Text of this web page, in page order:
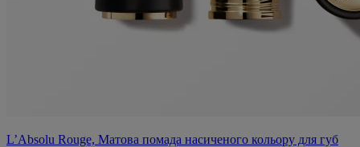
L’Absolu Rouge, Матова помада насиченого кольору для губ